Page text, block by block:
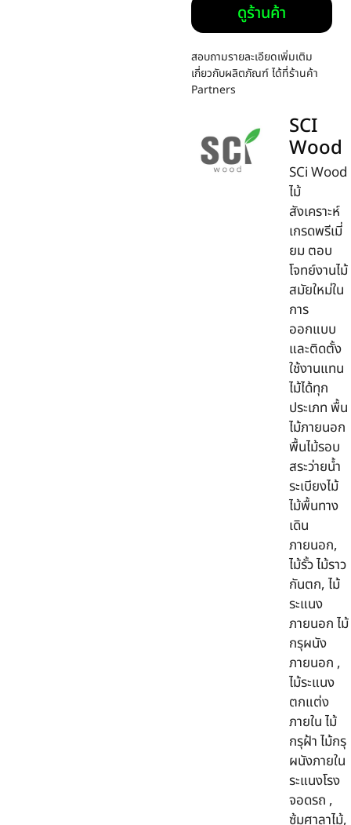
ดูร้านค้า
สอบถามรายละเอียดเพิ่มเติม
เกี่ยวกับผลิตภัณฑ์ ได้ที่ร้านค้า
Partners
SCI
Wood
SCi Wood
ไม้
สังเคราะห์
เกรดพรีเมี่
ยม ตอบ
โจทย์งานไม้
สมัยใหม่ใน
การ
ออกแบบ
และติดตั้ง
ใช้งานแทน
ไม้ได้ทุก
ประเภท พื้น
ไม้ภายนอก
พื้นไม้รอบ
สระว่ายน้ำ
ระเบียงไม้
ไม้พื้นทาง
เดิน
ภายนอก,
ไม้รั้ว ไม้ราว
กันตก, ไม้
ระแนง
ภายนอก ไม้
กรุผนัง
ภายนอก ,
ไม้ระแนง
ตกแต่ง
ภายใน ไม้
กรุฝ้า ไม้กรุ
ผนังภายใน
ระแนงโรง
จอดรถ ,
ซุ้มศาลาไม้,